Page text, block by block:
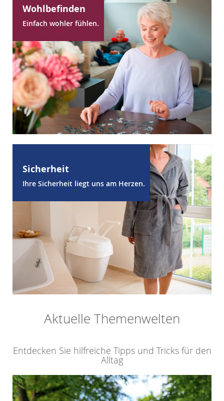
Wohlbefinden
Einfach wohler fühlen.
Sicherheit
Ihre Sicherheit liegt uns am Herzen.
Aktuelle Themenwelten
Entdecken Sie hilfreiche Tipps und Tricks für den
Alltag